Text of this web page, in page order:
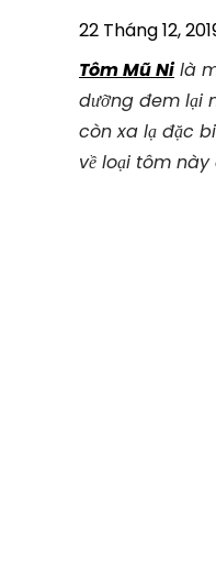
22 Tháng 12,
Tôm Mũ Nilà
dưỡng đem lại
còn xa lạ đặc
về loại tôm